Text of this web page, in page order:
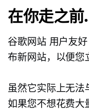
在你走之
谷歌网站 用户友好
布新网站，以便您
虽然它实际上无法
如果您不想花费大